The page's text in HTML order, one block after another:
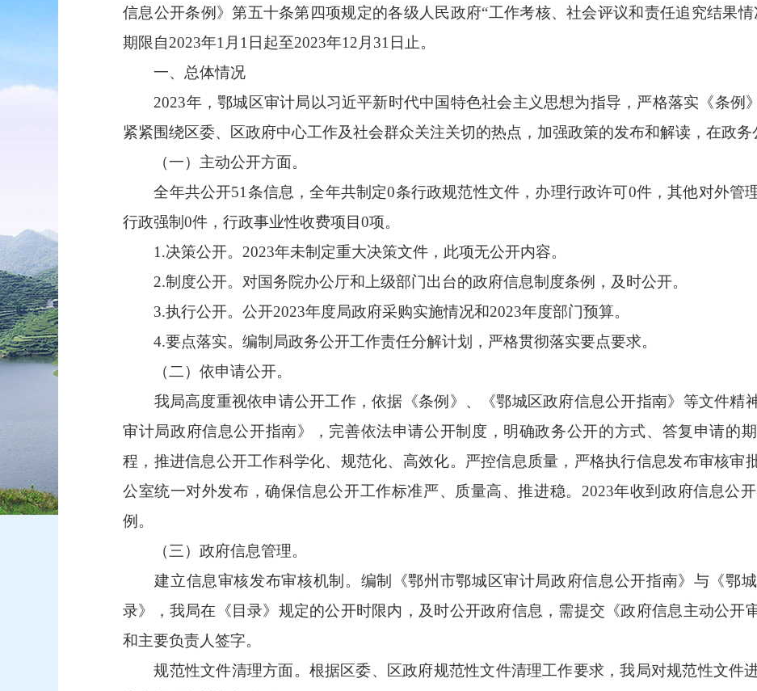
信息公开条例》第五十条第四项规定的各级人民政府“工作考核、社会评议和责任追究结果
期限自2023年1月1日起至2023年12月31日止。
一、总体情况
2023年，鄂城区审计局以习近平新时代中国特色社会主义思想为指导，严格落实《条例
紧紧围绕区委、区政府中心工作及社会群众关注关切的热点，加强政策的发布和解读，在政务
（一）主动公开方面。
全年共公开51条信息，全年共制定0条行政规范性文件，办理行政许可0件，其他对外管
行政强制0件，行政事业性收费项目0项。
1.决策公开。2023年未制定重大决策文件，此项无公开内容。
2.制度公开。对国务院办公厅和上级部门出台的政府信息制度条例，及时公开。
3.执行公开。公开2023年度局政府采购实施情况和2023年度部门预算。
4.要点落实。编制局政务公开工作责任分解计划，严格贯彻落实要点要求。
（二）依申请公开。
我局高度重视依申请公开工作，依据《条例》、《鄂城区政府信息公开指南》等文件精
审计局政府信息公开指南》，完善依法申请公开制度，明确政务公开的方式、答复申请的
程，推进信息公开工作科学化、规范化、高效化。严控信息质量，严格执行信息发布审核审
公室统一对外发布，确保信息公开工作标准严、质量高、推进稳。2023年收到政府信息公
例。
（三）政府信息管理。
建立信息审核发布审核机制。编制《鄂州市鄂城区审计局政府信息公开指南》与《鄂城
录》，我局在《目录》规定的公开时限内，及时公开政府信息，需提交《政府信息主动公开
和主要负责人签字。
规范性文件清理方面。根据区委、区政府规范性文件清理工作要求，我局对规范性文件